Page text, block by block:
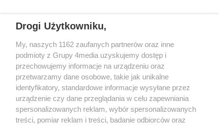
REKLAMA
Drogi Użytkowniku,
My, naszych 1162 zaufanych partnerów oraz inne
podmioty z Grupy 4media uzyskujemy dostęp i
przechowujemy informacje na urządzeniu oraz
przetwarzamy dane osobowe, takie jak unikalne
identyfikatory, standardowe informacje wysyłane przez
urządzenie czy dane przeglądania w celu zapewniania
spersonalizowanych reklam, wybór spersonalizowanych
treści, pomiar reklam i treści, badanie odbiorców oraz